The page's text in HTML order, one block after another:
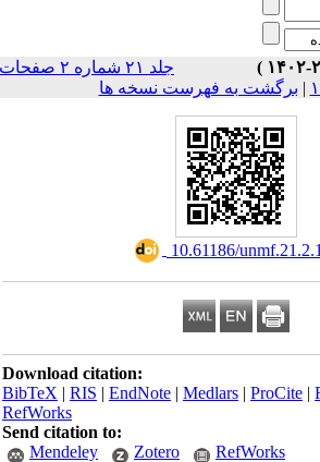
جلد ۲۱ شماره ۲ صفحات
برگشت به فهرست نسخه ها
10.61186/
Download citation:
BibTeX|RIS|EndNote|Medlars|ProCite
RefWorks
Send citation to:
Mendeley
Zotero RefWorks